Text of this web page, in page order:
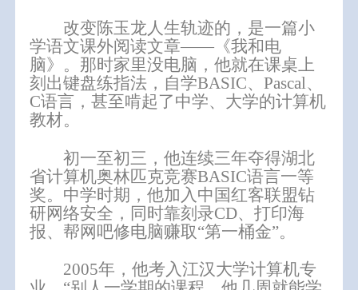
改变陈玉龙人生轨迹的，是一篇小
学语文课外阅读文章——《我和电
脑》。那时家里没电脑，他就在课桌上
刻出键盘练指法，自学BASIC、Pascal、
C语言，甚至啃起了中学、大学的计算机
教材。
初一至初三，他连续三年夺得湖北
省计算机奥林匹克竞赛BASIC语言一等
奖。中学时期，他加入中国红客联盟钻
研网络安全，同时靠刻录CD、打印海
报、帮网吧修电脑赚取“第一桶金”。
2005年，他考入江汉大学计算机专